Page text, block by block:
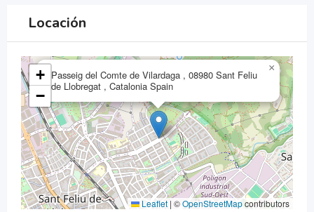
Locación
Passeig del Comte de Vilardaga , 08980 Sant Feliu
de Llobregat , Catalonia Spain
×
+
−
Leaflet | ©OpenStreetMapcontributors